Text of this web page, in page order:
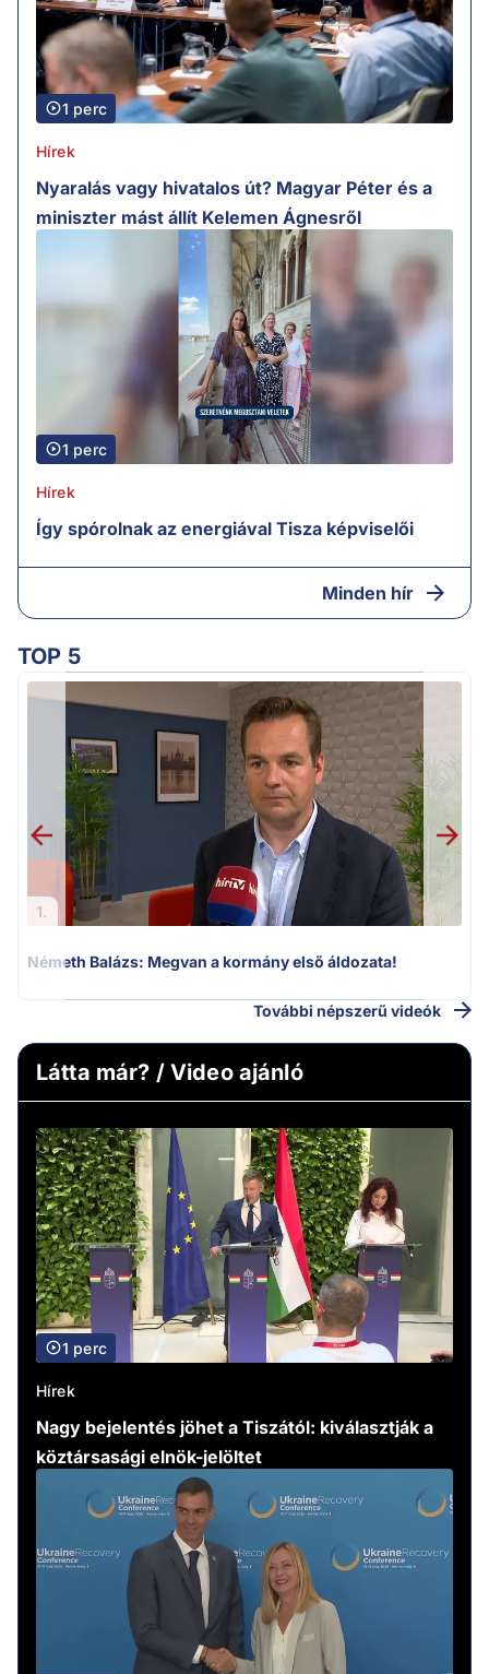
1 perc
Hírek
Nyaralás vagy hivatalos út? Magyar Péter és a
miniszter mást állít Kelemen Ágnesről
1 perc
Hírek
Így spórolnak az energiával Tisza képviselői
Minden hír
TOP 5
1.
Németh Balázs: Megvan a kormány első áldozata!
További népszerű videók
Látta már? / Video ajánló
1 perc
Hírek
Nagy bejelentés jöhet a Tiszától: kiválasztják a
köztársasági elnök-jelöltet